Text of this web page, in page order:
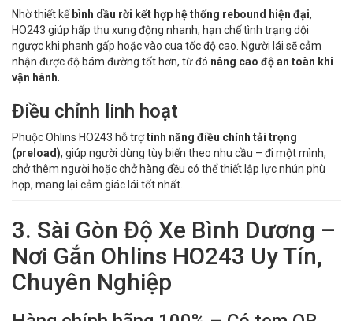
Nhờ thiết kếbình dầu rời kết hợp hệ thống rebound hiện đại,
HO243 giúp hấp thụ xung động nhanh, hạn chế tình trạng dội
ngược khi phanh gấp hoặc vào cua tốc độ cao. Người lái sẽ cảm
nhận được độ bám đường tốt hơn, từ đó nâng cao độ an toàn khi
vận hành
Điều chỉnh linh hoạt
Phuộc Ohlins HO243 hỗ trợtính năng điều chỉnh tải trọng
(preload), giúp người dùng tùy biến theo nhu cầu – đi một mình,
chở thêm người hoặc chở hàng đều có thể thiết lập lực nhún phù
hợp, mang lại cảm giác lái tốt nhất.
3. Sài Gòn Độ Xe Bình Dương –
Nơi Gắn Ohlins HO243 Uy Tín,
Chuyên Nghiệp